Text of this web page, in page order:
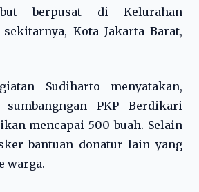
berpusat di Kelurahan
sekitarnya, Kota Jakarta Barat,
Sudiharto menyatakan,
PKP Berdikari
mencapai 500 buah. Selain
bantuan donatur lain yang
warga.